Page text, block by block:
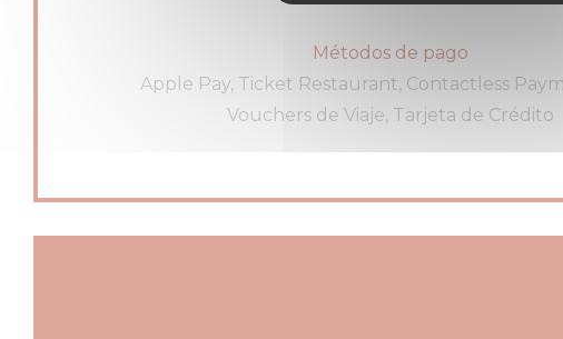
Métodos de pago
Apple Pay, Ticket Restaurant, Contactless
Vouchers de Viaje, Tarjeta de Crédito